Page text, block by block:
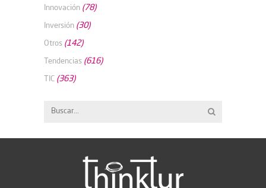
Innovación (78)
Inversión (30)
Otros (142)
Tendencias (616)
TIC (363)